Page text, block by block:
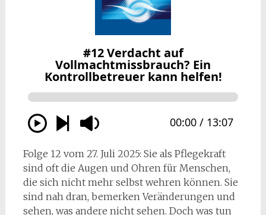
Folge 12 vom 27. Juli 2025: Sie als Pflegekraft
sind oft die Augen und Ohren für Menschen,
die sich nicht mehr selbst wehren können. Sie
sind nah dran, bemerken Veränderungen und
sehen, was andere nicht sehen. Doch was tun